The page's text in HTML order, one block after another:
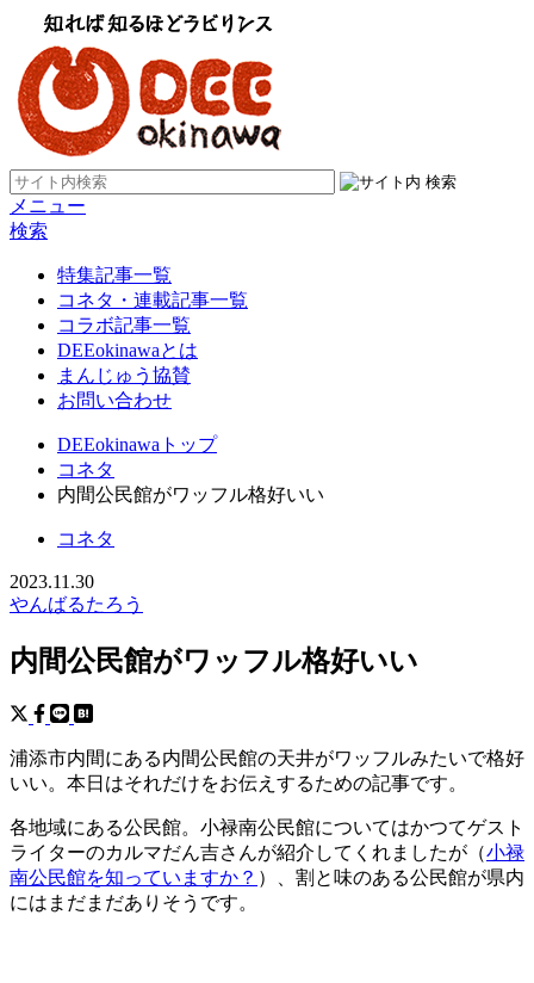
メニュー
検索
特集記事一覧
コネタ・連載記事一覧
コラボ記事一覧
DEEokinawaとは
まんじゅう協賛
お問い合わせ
DEEokinawaトップ
コネタ
内間公民館がワッフル格好いい
コネタ
2023.11.30
やんばるたろう
内間公民館がワッフル格好いい
浦添市内間にある内間公民館の天井がワッフルみたいで格好
いい。本日はそれだけをお伝えするための記事です。
各地域にある公民館。小禄南公民館についてはかつてゲスト
ライターのカルマだん吉さんが紹介してくれましたが（小禄
南公民館を知っていますか？ ）、割と味のある公民館が県内
にはまだまだありそうです。